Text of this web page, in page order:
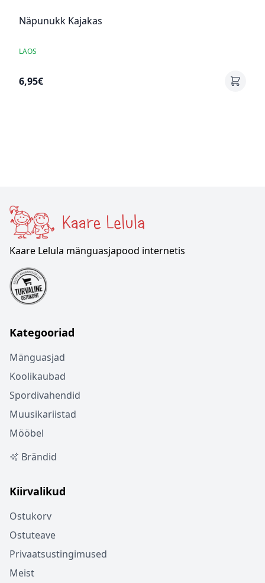
Näpunukk Kajakas
LAOS
6,95€
Kaare Lelula mänguasjapood internetis
Kategooriad
Mänguasjad
Koolikaubad
Spordivahendid
Muusikariistad
Mööbel
Brändid
Kiirvalikud
Ostukorv
Ostuteave
Privaatsustingimused
Meist